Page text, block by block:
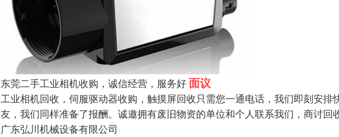
东莞二手工业相机收购，诚信经营，服务好面议
工业相机回收，伺服驱动器收购，触摸屏回收只需您一通电话，我们即刻安
友，我们同样准备了报酬。诚邀拥有废旧物资的单位和个人联系我们，商讨
广东弘川机械设备有限公司